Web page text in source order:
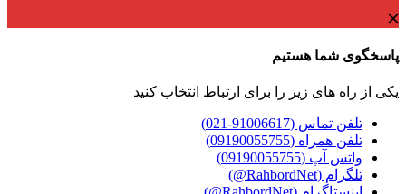
پاسخگوی شما هستیم
یکی از راه های زیر را برای ارتباط انتخاب کنید
تلفن تماس (91006617-021)
تلفن همراه (09190055755)
واتس آپ (09190055755)
تلگرام (RahbordNet@)